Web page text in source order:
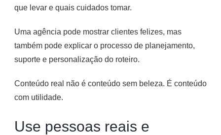
que levar e quais cuidados tomar.
Uma agência pode mostrar clientes felizes, mas
também pode explicar o processo de planejamento,
suporte e personalização do roteiro.
Conteúdo real não é conteúdo sem beleza. É conteúdo
com utilidade.
Use pessoas reais e